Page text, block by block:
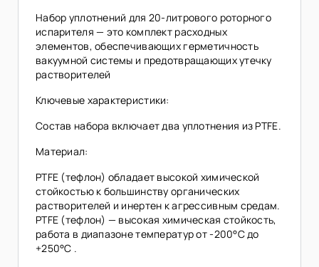
Набор уплотнений для 20-литрового роторного
испарителя — это комплект расходных
элементов, обеспечивающих герметичность
вакуумной системы и предотвращающих утечку
растворителей
Ключевые характеристики:
Состав набора включает два уплотнения из PTFE.
Материал:
PTFE (тефлон) обладает высокой химической
стойкостью к большинству органических
растворителей и инертен к агрессивным средам.
PTFE (тефлон) — высокая химическая стойкость,
работа в диапазоне температур от -200°C до
+250°C .